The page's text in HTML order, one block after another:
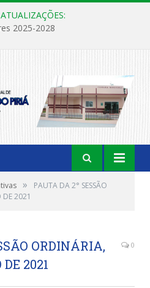
2025-2028
»
PAUTA DA 2° SESSÃO
DE 2021
ORDINÁRIA,
2021
0